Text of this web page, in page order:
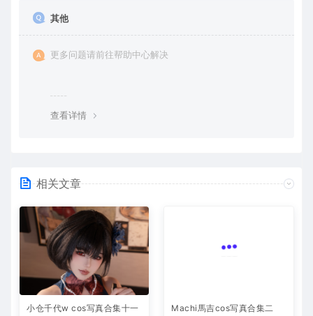
其他
更多问题请前往帮助中心解决
查看详情
相关文章
小仓千代w cos写真合集十一 Machi馬吉cos写真合集二